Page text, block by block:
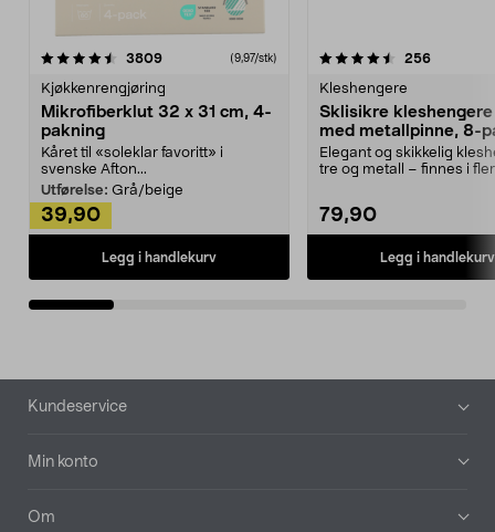
3809anmeldelser(9,97/stk)
Kjøkkenrengjøring
Mikrofiberklut 32 x 31 cm, 4-
pakning
Kåret til «soleklar favoritt» i
svenske Afton...
Utførelse: Grå/beige
39,90
Legg i handlekurv
4.5av 5 stjerner 256
Kleshengere
Sklisikre
med metallpinne, 8-
Elegant og skikkelig
tre og metall – finnes i
79,90
Legg i handlekurv
4.5av 5 stjerner
Bunntekst
Kundeservice
Min konto
Om